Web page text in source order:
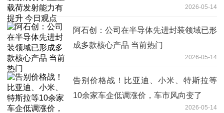
2026-05-14
阿石创：公司在半导体先进封装领域已形
成多款核心产品 当前热门
2026-05-14
告别价格战！比亚迪、小米、特斯拉等
10余家车企低调涨价，车市风向变了
2026-05-14